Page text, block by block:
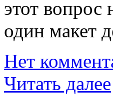
этот вопрос
один макет
Нет
Читать далее